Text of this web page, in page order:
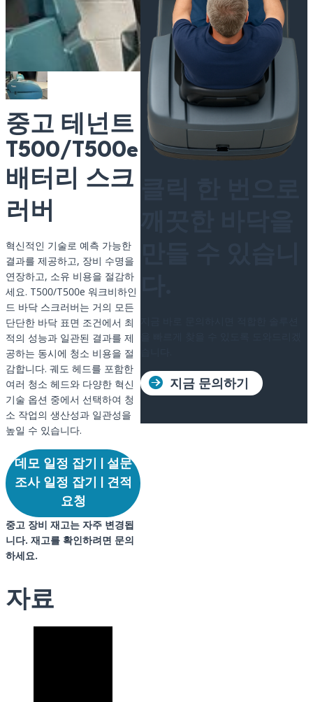
중고 테넌트
T500/T500e
배터리 스크
러버
혁신적인 기술로 예측 가능한
결과를 제공하고, 장비 수명을
연장하고, 소유 비용을 절감하
세요. T500/T500e 워크비하인
드 바닥 스크러버는 거의 모든
단단한 바닥 표면 조건에서 최
적의 성능과 일관된 결과를 제
공하는 동시에 청소 비용을 절
감합니다. 궤도 헤드를 포함한
여러 청소 헤드와 다양한 혁신
기술 옵션 중에서 선택하여 청
소 작업의 생산성과 일관성을
높일 수 있습니다.
데모 일정 잡기 | 설문
조사 일정 잡기 | 견적
요청
중고 장비 재고는 자주 변경됩
니다. 재고를 확인하려면 문의
하세요.
자료
지금 문의하기